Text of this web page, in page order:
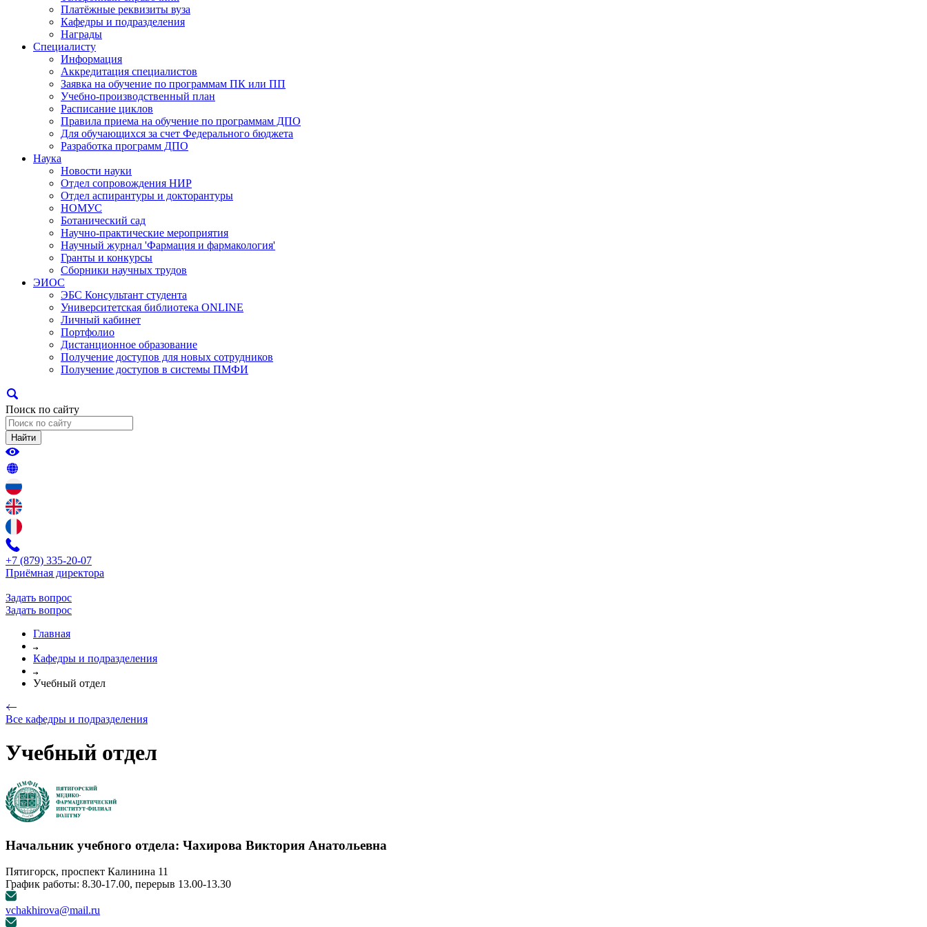
Платёжные реквизиты вуза
Кафедры и подразделения
Награды
Специалисту
Информация
Аккредитация специалистов
Заявка на обучение по программам ПК или ПП
Учебно-производственный план
Расписание циклов
Правила приема на обучение по программам ДПО
Для обучающихся за счет Федерального бюджета
Разработка программ ДПО
Наука
Новости науки
Отдел сопровождения НИР
Отдел аспирантуры и докторантуры
НОМУС
Ботанический сад
Научно-практические мероприятия
Научный журнал 'Фармация и фармакология'
Гранты и конкурсы
Сборники научных трудов
ЭИОС
ЭБС Консультант студента
Университетская библиотека ONLINE
Личный кабинет
Портфолио
Дистанционное образование
Получение доступов для новых сотрудников
Получение доступов в системы ПМФИ
Поиск по сайту
Найти
+7 (879) 335-20-07
Приёмная директора
Задать вопрос
Задать вопрос
Главная
Кафедры и подразделения
Учебный отдел
Все кафедры и подразделения
Учебный отдел
Начальник учебного отдела: Чахирова Виктория Анатольевна
Пятигорск, проспект Калинина 11
График работы: 8.30-17.00, перерыв 13.00-13.30
vchakhirova@mail.ru